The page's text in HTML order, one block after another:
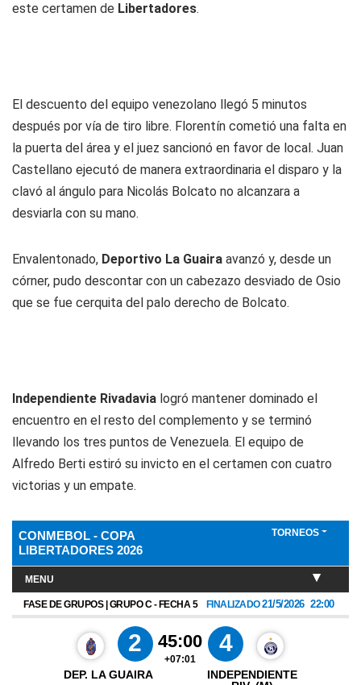
este certamen de Libertadores.
El descuento del equipo venezolano llegó 5 minutos
después por vía de tiro libre. Florentín cometió una falta en
la puerta del área y el juez sancionó en favor de local. Juan
Castellano ejecutó de manera extraordinaria el disparo y la
clavó al ángulo para Nicolás Bolcato no alcanzara a
desviarla con su mano.
Envalentonado, Deportivo La Guaira avanzó y, desde un
córner, pudo descontar con un cabezazo desviado de Osio
que se fue cerquita del palo derecho de Bolcato.
Independiente Rivadavia logró mantener dominado el
encuentro en el resto del complemento y se terminó
llevando los tres puntos de Venezuela. El equipo de
Alfredo Berti estiró su invicto en el certamen con cuatro
victorias y un empate.